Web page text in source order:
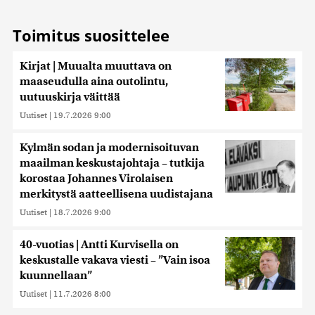
Toimitus suosittelee
Kirjat | Muualta muuttava on
maaseudulla aina outolintu,
uutuuskirja väittää
Uutiset | 19.7.2026 9:00
Kylmän sodan ja modernisoituvan
maailman keskustajohtaja – tutkija
korostaa Johannes Virolaisen
merkitystä aatteellisena uudistajana
Uutiset | 18.7.2026 9:00
40-vuotias | Antti Kurvisella on
keskustalle vakava viesti – ”Vain isoa
kuunnellaan”
Uutiset | 11.7.2026 8:00